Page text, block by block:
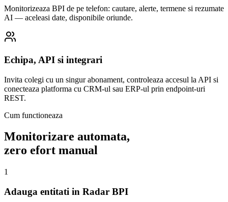
Monitorizeaza BPI de pe telefon: cautare, alerte, termene si rezumate
AI — aceleasi date, disponibile oriunde.
Echipa, API si integrari
Invita colegi cu un singur abonament, controleaza accesul la API si
conecteaza platforma cu CRM-ul sau ERP-ul prin endpoint-uri
REST.
Cum functioneaza
Monitorizare automata,
zero efort manual
1
Adauga entitati in Radar BPI